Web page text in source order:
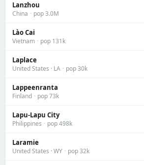
Lanzhou
China · pop 3.0M
Lào Cai
Vietnam · pop 131k
Laplace
United States · LA · pop 30k
Lappeenranta
Finland · pop 73k
Lapu-Lapu City
Philippines · pop 498k
Laramie
United States · WY · pop 32k